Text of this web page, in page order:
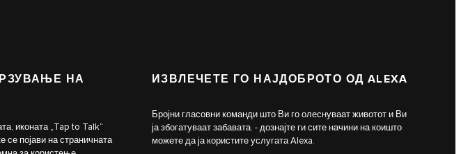
НА
иконата „Tap to Talk“
се појави на страничната
ИЗВЛЕЧЕТЕ ГО НАЈДОБРОТО ОД ALEXA
Бројни гласовни команди што Ви го олеснуваат животот и Ви
ја збогатуваат забавата. - дознајте ги сите начини на коишто
можете да ја користите услугата Alexa.